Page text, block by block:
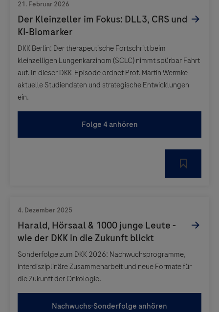
DKK Berlin: Der therapeutische Fortschritt beim
kleinzelligen Lungenkarzinom (SCLC) nimmt spürbar Fahrt
auf. In dieser DKK-Episode ordnet Prof. Martin Wermke
aktuelle Studiendaten und strategische Entwicklungen
ein.
Folge 4 anhören
Sonderfolge zum DKK 2026: Nachwuchsprogramme,
interdisziplinäre Zusammenarbeit und neue Formate für
die Zukunft der Onkologie.
Nachwuchs-Sonderfolge anhören